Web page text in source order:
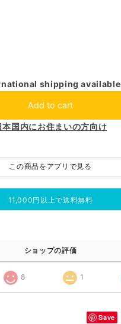
shipping available
Add to cart
本国内にお住まいの方向け
この商品をアプリで見る
11,000円以上で送料無料
ショップの評価
8 1
Save